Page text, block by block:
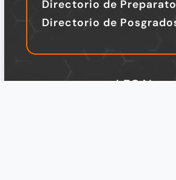
Directorio de
Directorio de
LEGAL